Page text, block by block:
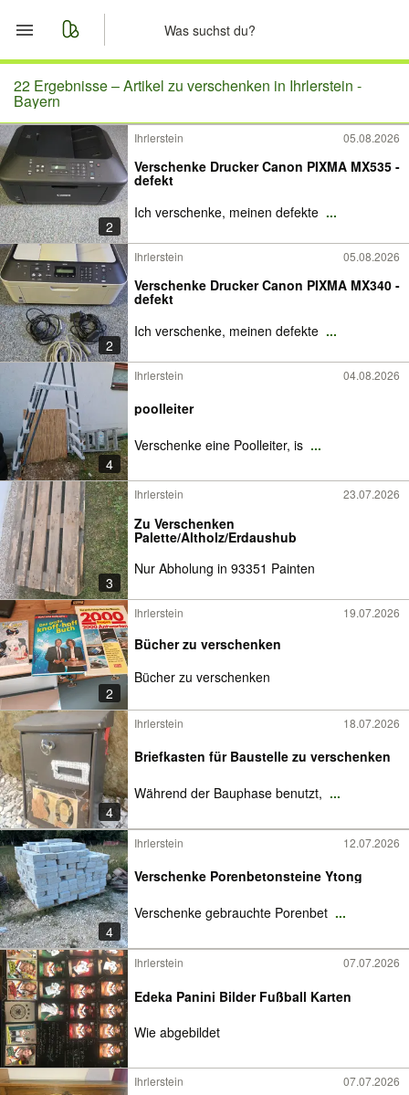
Start
Merkliste
Nachrichten
Anzeige aufgeben
22 Ergebnisse –Artikel zu verschenken in Ihrlerstein -
Bayern
2
Ihrlerstein 05.08.2026
Verschenke Drucker Canon PIXMA MX535 -
defekt
Ich verschenke, meinen defekte ...
2
Ihrlerstein 05.08.2026
Verschenke Drucker Canon PIXMA MX340 -
defekt
Ich verschenke, meinen defekte ...
4
Ihrlerstein 04.08.2026
poolleiter
Verschenke eine Poolleiter, is ...
3
Ihrlerstein 23.07.2026
Zu Verschenken
Palette/Altholz/Erdaushub
Nur Abholung in 93351 Painten
2
Ihrlerstein 19.07.2026
Bücher zu verschenken
Bücher zu verschenken
4
Ihrlerstein 18.07.2026
Briefkasten für Baustelle zu verschenken
Während der Bauphase benutzt, ...
4
Ihrlerstein 12.07.2026
Verschenke Porenbetonsteine Ytong
Verschenke gebrauchte Porenbet ...
Ihrlerstein 07.07.2026
Edeka Panini Bilder Fußball Karten
Wie abgebildet
Ihrlerstein 07.07.2026